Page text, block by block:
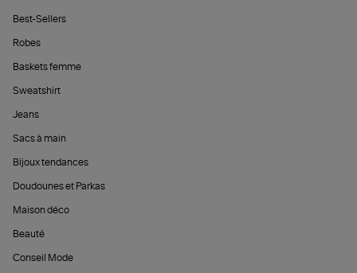
Best-Sellers
Robes
Baskets femme
Sweatshirt
Jeans
Sacs à main
Bijoux tendances
Doudounes et Parkas
Maison déco
Beauté
Conseil Mode